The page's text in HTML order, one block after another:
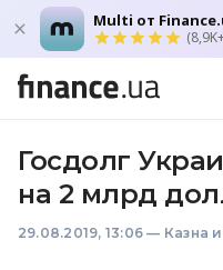
Multi от
Госдолг
на 2 млрд
29.08.2019, 13:06 — Казна